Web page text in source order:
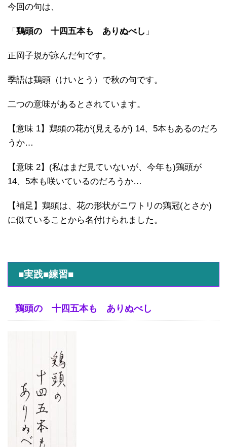
今回の句は、
「 鶏頭の 十四五本も ありぬべし 」
正岡子規が詠んだ句です。
季語は鶏頭（けいとう）で秋の句です。
二つの意味があるとされています。
【意味 1】鶏頭の花が(見えるが) 14、5本もあるのだろ
うか…
【意味 2】(私はまだ見ていないが、今年も)鶏頭が
14、5本も咲いているのだろうか…
【補足】鶏頭は、花の形状がニワトリの鶏冠(とさか)
に似ていることから名付けられました。
■実践■練習■
鶏頭の 十四五本も ありぬべし